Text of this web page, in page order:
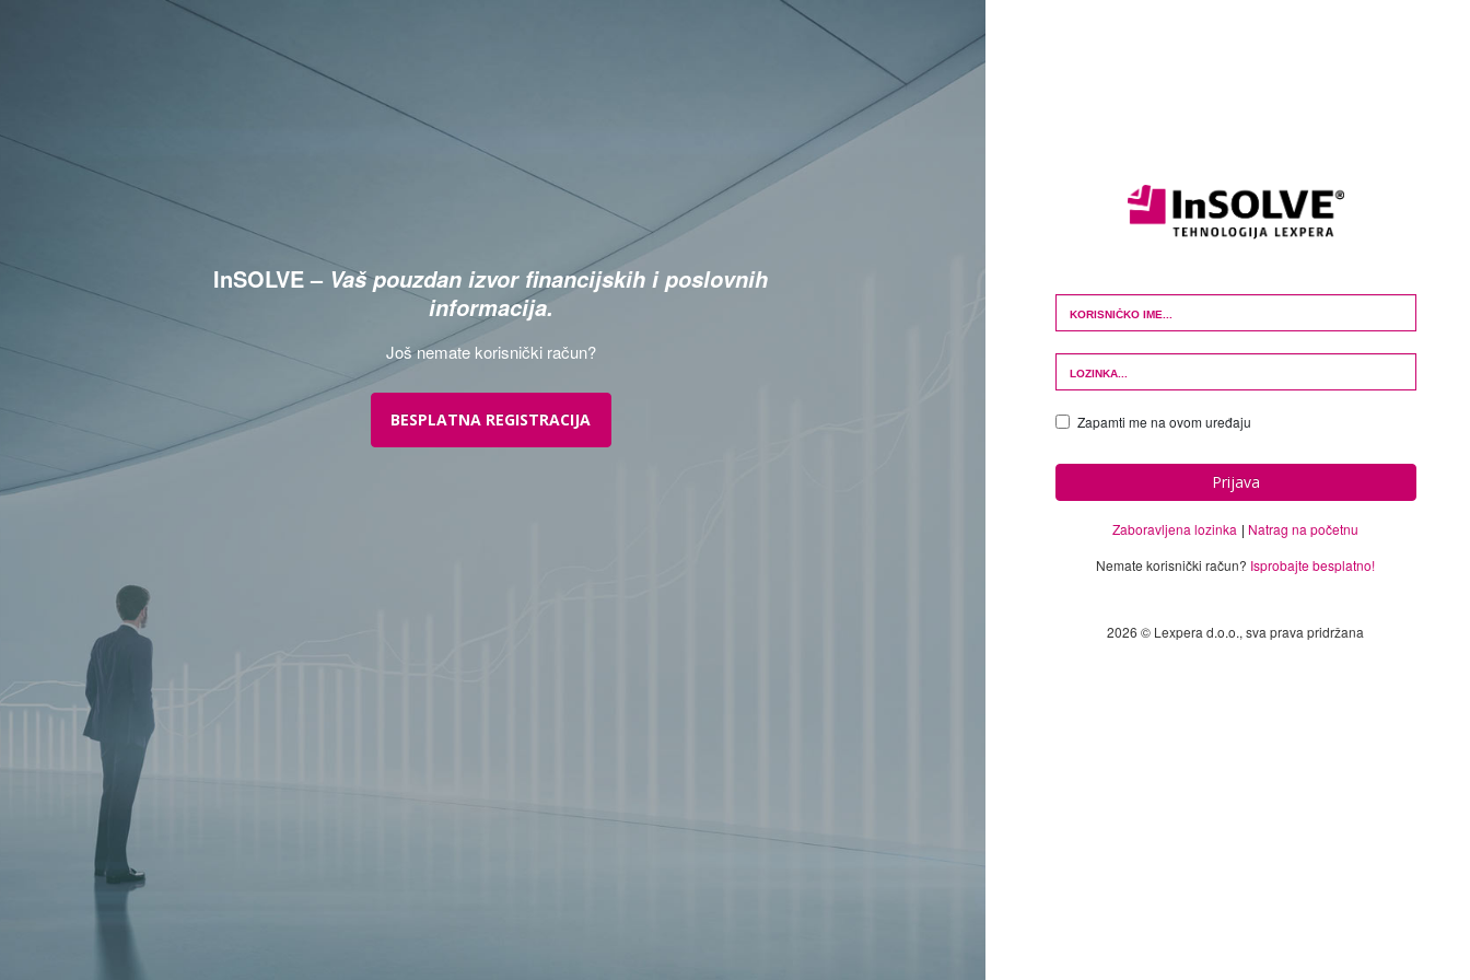
InSOLVE – Vaš pouzdan izvor financijskih i poslovnih
informacija.
Još nemate korisnički račun?
BESPLATNA REGISTRACIJA
Login Form
Zapamti me na ovom uređaju
Prijava
Zaboravljena lozinka
Natrag na početnu
Nemate korisnički račun? Isprobajte besplatno!
2026 © Lexpera d.o.o., sva prava pridržana